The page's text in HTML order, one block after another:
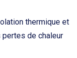
thermique et
de chaleur